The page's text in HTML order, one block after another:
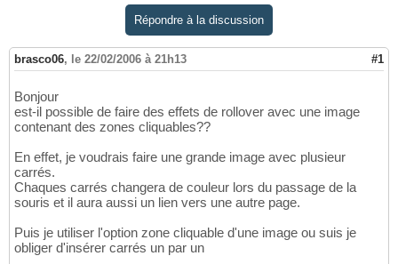
Répondre à la discussion
brasco06, le 22/02/2006 à 21h13 #1
Bonjour
est-il possible de faire des effets de rollover avec une image
contenant des zones cliquables??
En effet, je voudrais faire une grande image avec plusieur
carrés.
Chaques carrés changera de couleur lors du passage de la
souris et il aura aussi un lien vers une autre page.
Puis je utiliser l'option zone cliquable d'une image ou suis je
obliger d'insérer carrés un par un